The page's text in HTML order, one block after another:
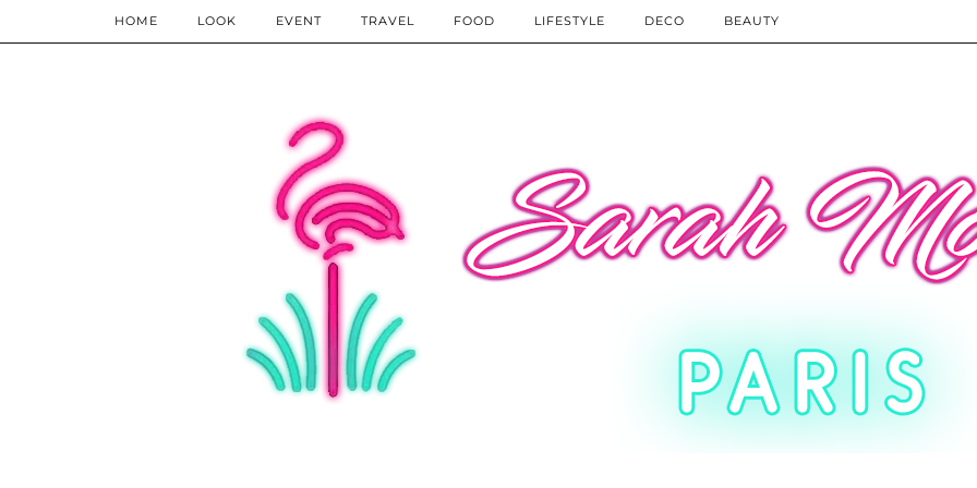
HOME LOOK EVENT TRAVEL FOOD LIFESTYLE DECO BEAUTY